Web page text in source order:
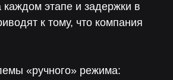
каждом этапе и задержки в
к тому, что компания
«ручного» режима: